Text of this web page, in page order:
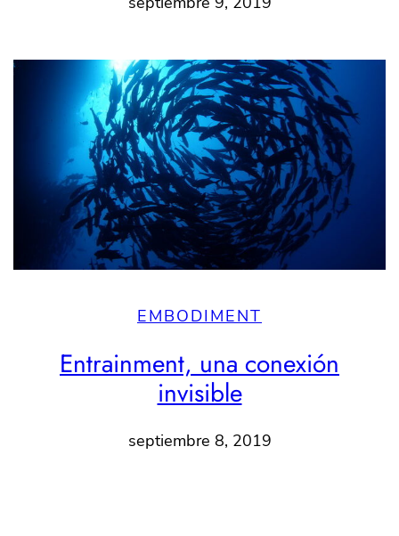
EMBODIMENT
Entrainment, una conexión
invisible
septiembre 8, 2019